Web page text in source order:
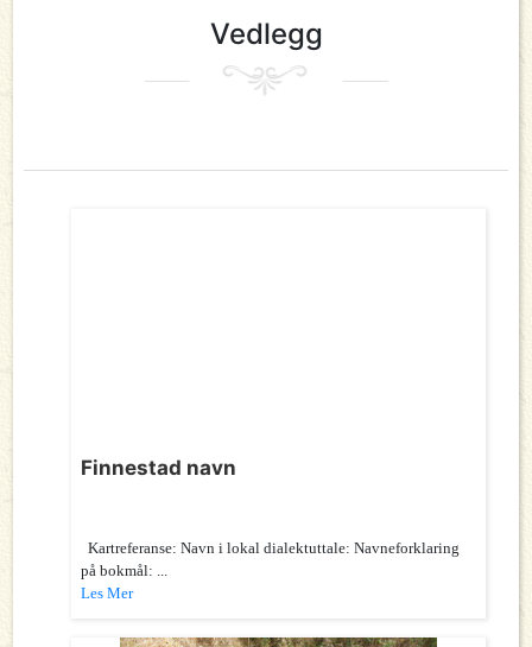
Vedlegg
Finnestad navn
Kartreferanse: Navn i lokal dialektuttale: Navneforklaring
på bokmål: ...
Les Mer